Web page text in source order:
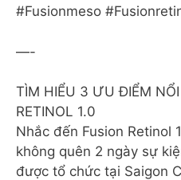
#Fusionmeso
—-
TÌM HIỂU 3 ƯU ĐIỂM
RETINOL 1.0
Nhắc đến Fusion Retinol
không quên 2 ngày sự
được tổ chức tại Saigon